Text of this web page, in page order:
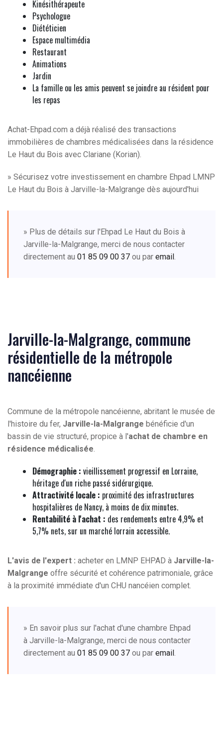
Kinésithérapeute
Psychologue
Diététicien
Espace multimédia
Restaurant
Animations
Jardin
La famille ou les amis peuvent se joindre au résident pour
les repas
Achat-Ehpad.com a déjà réalisé des transactions
immobilières de chambres médicalisées dans la résidence
Le Haut du Bois avec Clariane (Korian).
» Sécurisez votre investissement en chambre Ehpad LMNP
Le Haut du Bois à Jarville-la-Malgrange dès aujourd'hui
» Plus de détails sur l'Ehpad Le Haut du Bois à
Jarville-la-Malgrange, merci de nous contacter
directement au 01 85 09 00 37 ou par email .
Jarville-la-Malgrange, commune
résidentielle de la métropole
nancéienne
Commune de la métropole nancéienne, abritant le musée de
l'histoire du fer, Jarville-la-Malgrange bénéficie d'un
bassin de vie structuré, propice à l'achat de chambre en
résidence médicalisée.
Démographie : vieillissement progressif en Lorraine,
héritage d'un riche passé sidérurgique.
Attractivité locale : proximité des infrastructures
hospitalières de Nancy, à moins de dix minutes.
Rentabilité à l'achat : des rendements entre 4,9% et
5,7% nets, sur un marché lorrain accessible.
L'avis de l'expert : acheter en LMNP EHPAD à Jarville-la-
Malgrange offre sécurité et cohérence patrimoniale, grâce
à la proximité immédiate d'un CHU nancéien complet.
» En savoir plus sur l'achat d'une chambre Ehpad
à Jarville-la-Malgrange, merci de nous contacter
directement au 01 85 09 00 37 ou par email .